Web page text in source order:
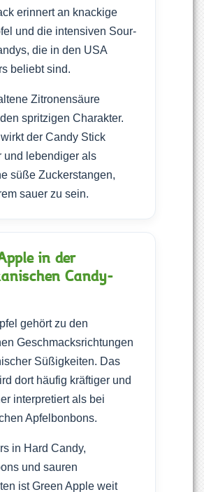
erinnert an knackige
und die intensiven Sour-
die in den USA
beliebt sind.
Zitronensäure
spritzigen Charakter.
der Candy Stick
und lebendiger als
süße Zuckerstangen,
sauer zu sein.
in der
Candy-
gehört zu den
Geschmacksrichtungen
Süßigkeiten. Das
dort häufig kräftiger und
interpretiert als bei
Apfelbonbons.
in Hard Candy,
und sauren
ist Green Apple weit